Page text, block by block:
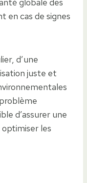
globale des
en cas de signes
d’une
juste et
d’assurer une
les